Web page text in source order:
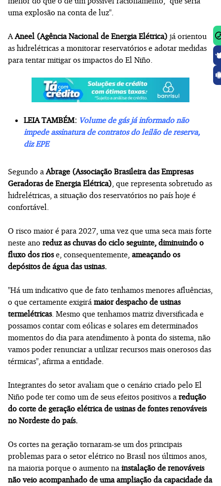
uma explosão na conta de luz".
AAneel (Agência Nacional de Energia Elétrica) já orientou
as hidrelétricas a monitorar reservatórios e adotar medidas
para tentar mitigar os impactos do El Niño.
LEIA TAMBÉM: Volume de gás já informado não
impede assinatura de contratos do leilão de reserva,
diz EPE
Segundo aAbrage (Associação Brasileira das Empresas
Geradoras de Energia Elétrica), que representa sobretudo as
hidrelétricas, a situação dos reservatórios no país hoje é
confortável.
O risco maior é para 2027, uma vez que uma seca mais forte
neste ano reduz as chuvas do ciclo seguinte, diminuindo o
fluxo dos riose, consequentemente, ameaçando os
depósitos de água das usinas.
"Há um indicativo que de fato tenhamos menores afluências,
o que certamente exigirá maior despacho de usinas
termelétricas. Mesmo que tenhamos matriz diversificada e
possamos contar com eólicas e solares em determinados
momentos do dia para atendimento à ponta do sistema, não
vamos poder renunciar a utilizar recursos mais onerosos das
térmicas", afirma a entidade.
Integrantes do setor avaliam que o cenário criado pelo El
Niño pode ter como um de seus efeitos positivos a redução
do corte de geração elétrica de usinas de fontes renováveis
no Nordeste do país.
Os cortes na geração tornaram-se um dos principais
problemas para o setor elétrico no Brasil nos últimos anos,
na maioria porque o aumento na instalação de renováveis
não veio acompanhado de uma ampliação da capacidade da